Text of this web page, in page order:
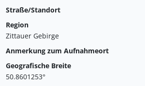
Straße/Standort
Region
Zittauer Gebirge
Anmerkung zum Aufnahmeort
Geografische Breite
50.8601253°